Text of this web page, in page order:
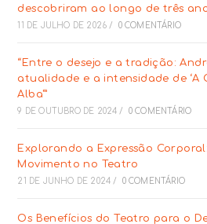
descobriram ao longo de três
11 DE JULHO DE 2026 / 0 COMENTÁRIO
“Entre o desejo e a tradição:
atualidade e a intensidade de ‘A
Alba'”
9 DE OUTUBRO DE 2024 / 0 COMENTÁRIO
Explorando a Expressão
Movimento no Teatro
21 DE JUNHO DE 2024 / 0 COMENTÁRIO
Os Benefícios do Teatro para o